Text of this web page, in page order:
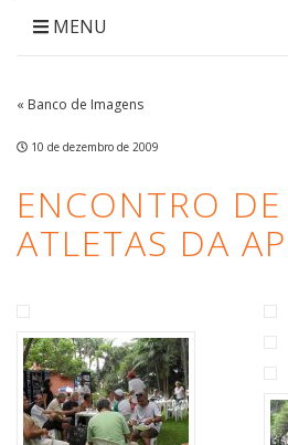
MENU
« Banco de Imagens
10 de dezembro de 2009
ENCONTRO DE
ATLETAS DA